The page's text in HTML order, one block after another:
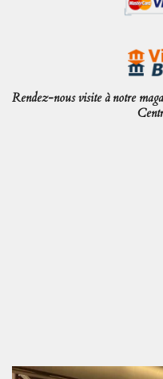
Rendez-nous visite à notre